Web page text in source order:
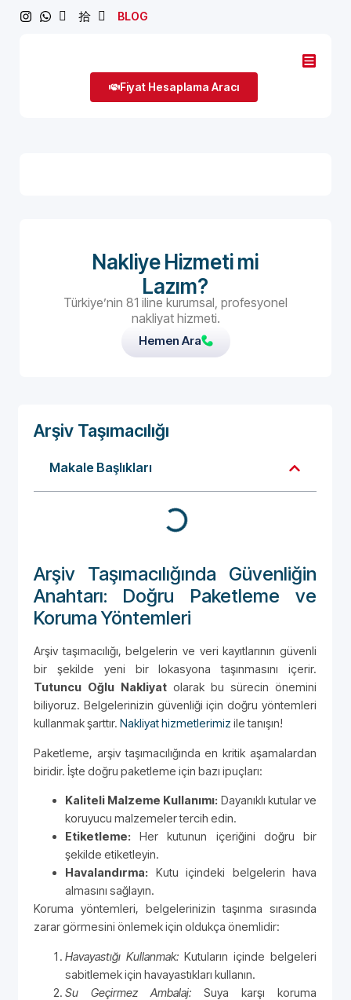
BLOG
Fiyat Hesaplama Aracı
Nakliye Hizmeti mi
Lazım?
Türkiye’nin 81 iline kurumsal, profesyonel
nakliyat hizmeti.
Hemen Ara
Arşiv Taşımacılığı
Makale Başlıkları
Arşiv Taşımacılığında Güvenliğin
Anahtarı: Doğru Paketleme ve
Koruma Yöntemleri
Arşiv taşımacılığı, belgelerin ve veri kayıtlarının güvenli
bir şekilde yeni bir lokasyona taşınmasını içerir.
Tutuncu Oğlu Nakliyat olarak bu sürecin önemini
biliyoruz. Belgelerinizin güvenliği için doğru yöntemleri
kullanmak şarttır. Nakliyat hizmetlerimiz ile tanışın!
Paketleme, arşiv taşımacılığında en kritik aşamalardan
biridir. İşte doğru paketleme için bazı ipuçları:
Kaliteli Malzeme Kullanımı: Dayanıklı kutular ve
koruyucu malzemeler tercih edin.
Etiketleme: Her kutunun içeriğini doğru bir
şekilde etiketleyin.
Havalandırma: Kutu içindeki belgelerin hava
almasını sağlayın.
Koruma yöntemleri, belgelerinizin taşınma sırasında
zarar görmesini önlemek için oldukça önemlidir:
Havayastığı Kullanmak: Kutuların içinde belgeleri
sabitlemek için havayastıkları kullanın.
Su Geçirmez Ambalaj: Suya karşı koruma